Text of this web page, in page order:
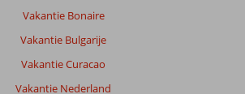
Vakantie Bonaire
Vakantie Bulgarije
Vakantie Curacao
Vakantie Nederland